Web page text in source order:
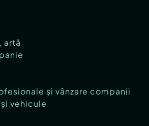
artă
și vânzare companii
vehicule